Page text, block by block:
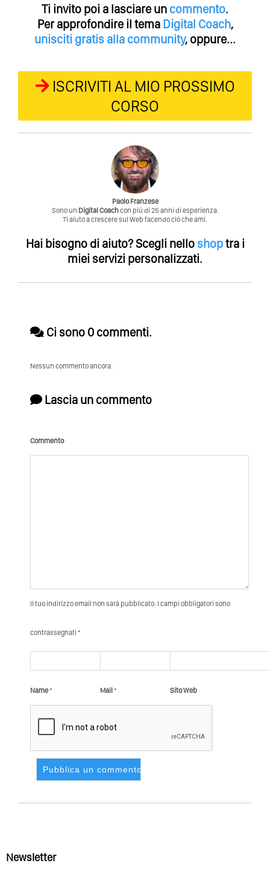
Ti invito poi a lasciare un commento.
Per approfondire il tema Digital Coach,
unisciti gratis alla community, oppure...
ISCRIVITI AL MIO PROSSIMO
CORSO
Paolo Franzese
Sono un Digital Coachcon piú di 25 anni di esperienza.
Ti aiuto a crescere sul Web facendo ció che ami.
Hai bisogno di aiuto?Scegli nello shoptra i
miei servizi personalizzati.
Ci sono 0 commenti.
Nessun commento ancora.
Lascia un commento
Commento
Il tuo indirizzo email non sarà pubblicato. I campi obbligatori sono
contrassegnati *
Name* Mail * Sito Web
Newsletter